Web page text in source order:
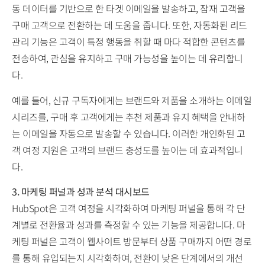
동 데이터를 기반으로 한 타겟 이메일을 발송하고, 잠재 고객을
구매 고객으로 전환하는 데 도움을 줍니다. 또한, 자동화된 리드
관리 기능은 고객이 특정 행동을 취할 때 마다 적합한 콘텐츠를
전송하여, 관심을 유지하고 구매 가능성을 높이는 데 유리합니
다.
예를 들어, 신규 구독자에게는 브랜드와 제품을 소개하는 이메일
시리즈를, 구매 후 고객에게는 추천 제품과 유지 혜택을 안내하
는 이메일을 자동으로 발송할 수 있습니다. 이러한 개인화된 고
객 여정 지원은 고객의 브랜드 충성도를 높이는 데 효과적입니
다.
3. 마케팅 퍼널과 성과 분석 대시보드
HubSpot은 고객 여정을 시각화하여 마케팅 퍼널을 통해 각 단
계별로 전환율과 성과를 측정할 수 있는 기능을 제공합니다. 마
케팅 퍼널은 고객이 웹사이트 방문부터 상품 구매까지 어떤 경로
를 통해 유입되는지 시각화하여, 전환이 낮은 단계에서의 개선